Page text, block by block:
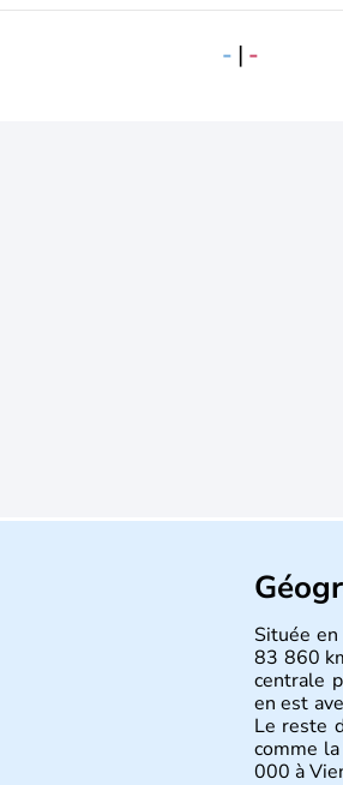
- | -
Située
83 860
centrale
en est
Le reste
comme
000 à